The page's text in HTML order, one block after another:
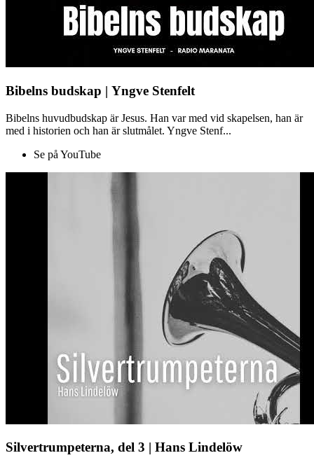
Bibelns budskap | Yngve Stenfelt
Bibelns huvudbudskap är Jesus. Han var med vid skapelsen, han är
med i historien och han är slutmålet. Yngve Stenf...
Se på YouTube
Silvertrumpeterna, del 3 | Hans Lindelöw